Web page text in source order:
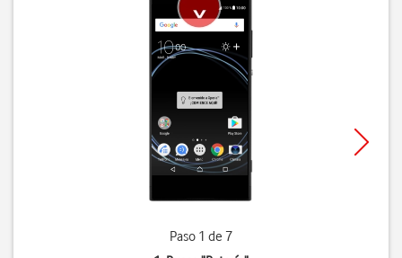
Paso 1 de 7